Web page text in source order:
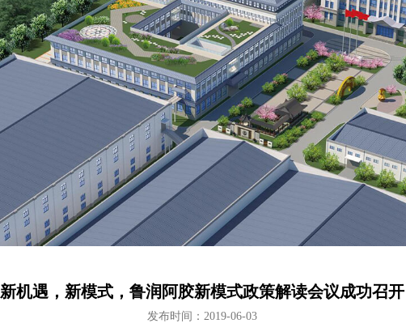
新机遇，新模式，鲁润阿胶新模式政策解读会议成功召开
发布时间：2019-06-03